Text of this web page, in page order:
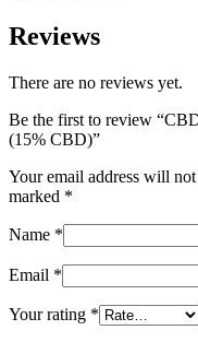
Reviews
There are no reviews yet.
Be the first to review
(15% CBD)”
Your email address will
marked *
Name *
Email *
Your rating *